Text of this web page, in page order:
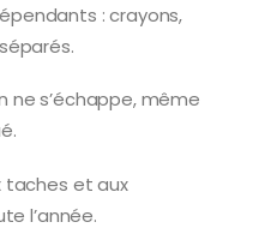
: crayons,
ne s’échappe, même
taches et aux
l’année.